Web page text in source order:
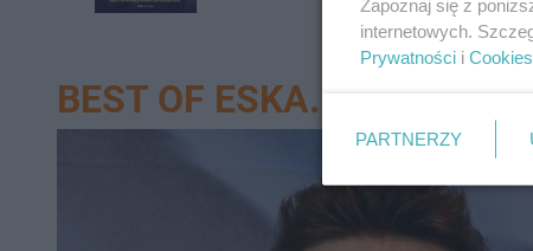
BEST OF ESKA.PL
Zapoznaj się z
internetowych.
Prywatności i Cookies
PARTNERZY